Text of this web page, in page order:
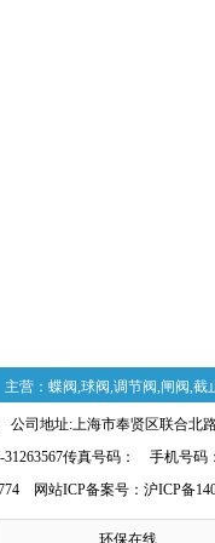
主营：蝶阀,球阀,调节阀,闸阀,截
司地址:上海市奉贤区联合北
传真号码： 手机号码
网站ICP备案号： 沪ICP备
环保在线